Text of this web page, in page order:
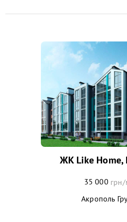
ЖК Like Home,
35 000
Акрополь